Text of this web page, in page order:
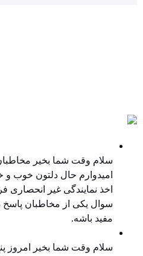
سلام وقت شما بخیر
امیدوارم حال دلتون خوب و
اخذ نمایندگی غیر
سوال یکی از مخاطبان پاسخ
مفید باشه.
سلام وقت شما بخیر امروز